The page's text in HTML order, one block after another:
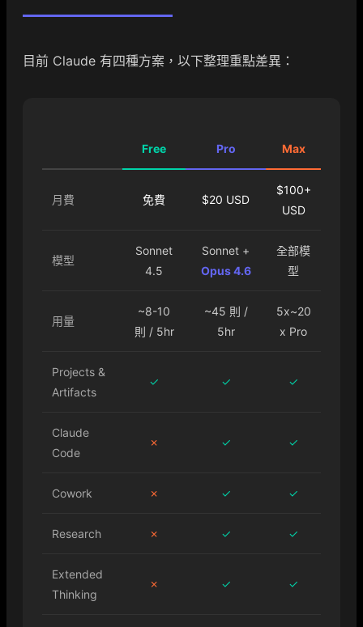
目前 Claude 有四種方案，以下整理重點差異：
Free Pro Max
月費 免費 $20 USD
$100+
USD
模型
Sonnet
4.5
Sonnet +
Opus 4.6
全部模
型
用量
~8-10
則 / 5hr
~45 則 /
5hr
5x~20
x Pro
Projects &
Artifacts
✓ ✓ ✓
Claude
Code
✗ ✓ ✓
Cowork ✗ ✓ ✓
Research ✗ ✓ ✓
Extended
Thinking
✗ ✓ ✓